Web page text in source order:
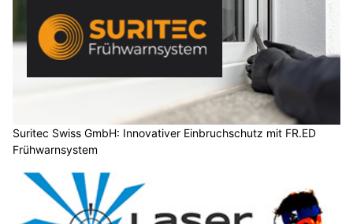
Suritec Swiss GmbH: Innovativer Einbruchschutz mit FR.ED
Frühwarnsystem